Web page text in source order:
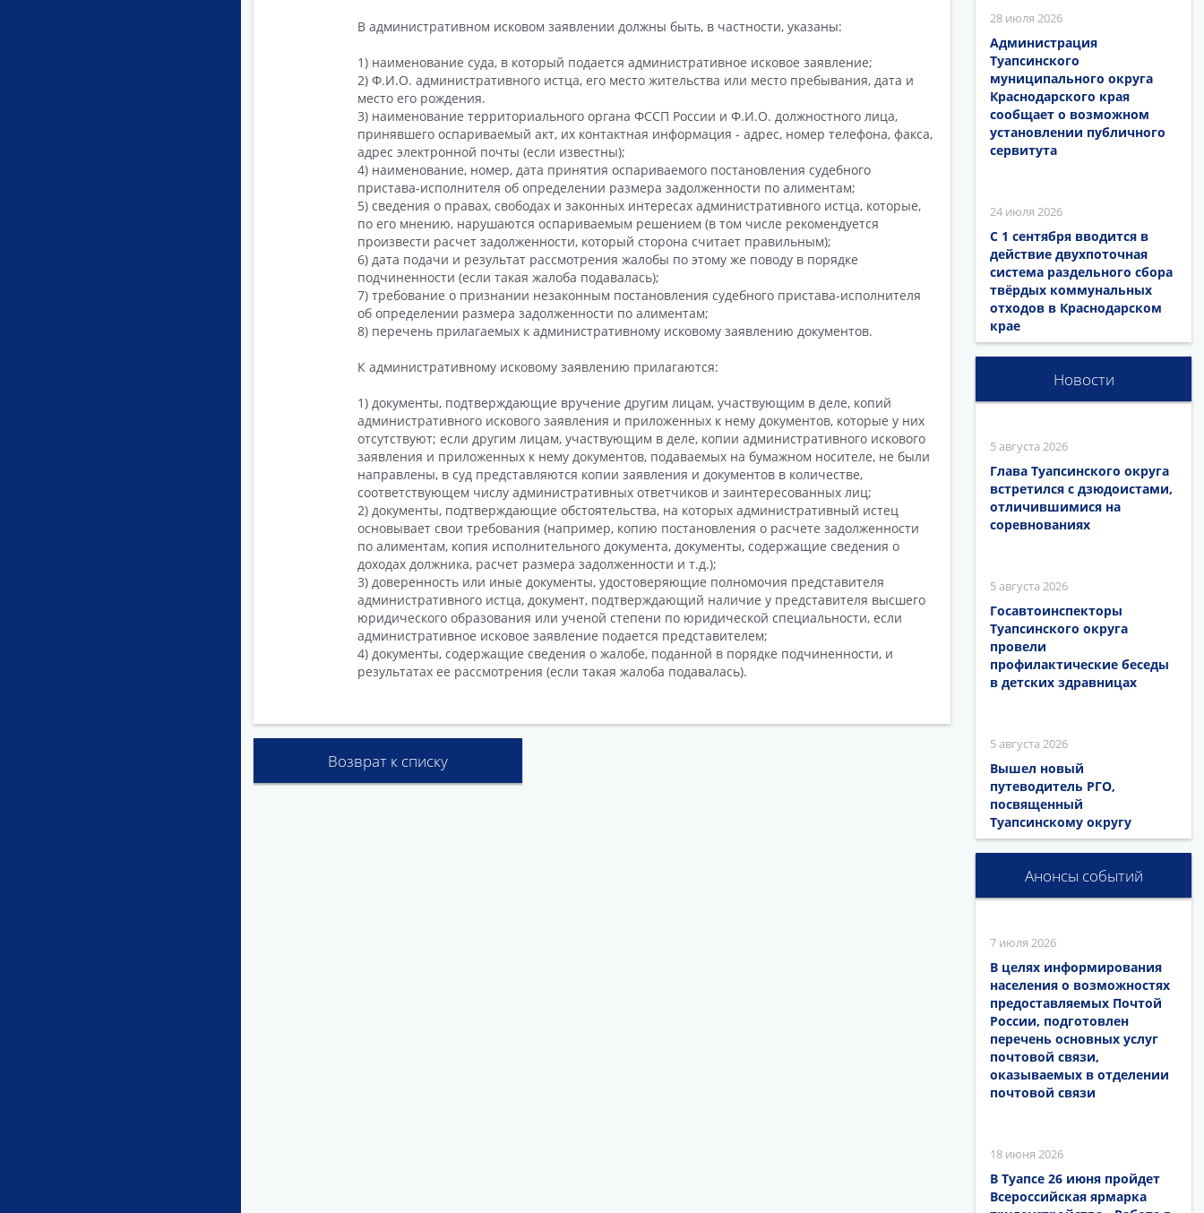
В административном исковом заявлении должны быть, в частности, указаны:
1) наименование суда, в который подается административное исковое заявление;
2) Ф.И.О. административного истца, его место жительства или место пребывания, дата и
место его рождения.
3) наименование территориального органа ФССП России и Ф.И.О. должностного лица,
принявшего оспариваемый акт, их контактная информация - адрес, номер телефона, факса,
адрес электронной почты (если известны);
4) наименование, номер, дата принятия оспариваемого постановления судебного
пристава-исполнителя об определении размера задолженности по алиментам;
5) сведения о правах, свободах и законных интересах административного истца, которые,
по его мнению, нарушаются оспариваемым решением (в том числе рекомендуется
произвести расчет задолженности, который сторона считает правильным);
6) дата подачи и результат рассмотрения жалобы по этому же поводу в порядке
подчиненности (если такая жалоба подавалась);
7) требование о признании незаконным постановления судебного пристава-исполнителя
об определении размера задолженности по алиментам;
8) перечень прилагаемых к административному исковому заявлению документов.
К административному исковому заявлению прилагаются:
1) документы, подтверждающие вручение другим лицам, участвующим в деле, копий
административного искового заявления и приложенных к нему документов, которые у них
отсутствуют; если другим лицам, участвующим в деле, копии административного искового
заявления и приложенных к нему документов, подаваемых на бумажном носителе, не были
направлены, в суд представляются копии заявления и документов в количестве,
соответствующем числу административных ответчиков и заинтересованных лиц;
2) документы, подтверждающие обстоятельства, на которых административный истец
основывает свои требования (например, копию постановления о расчете задолженности
по алиментам, копия исполнительного документа, документы, содержащие сведения о
доходах должника, расчет размера задолженности и т.д.);
3) доверенность или иные документы, удостоверяющие полномочия представителя
административного истца, документ, подтверждающий наличие у представителя высшего
юридического образования или ученой степени по юридической специальности, если
административное исковое заявление подается представителем;
4) документы, содержащие сведения о жалобе, поданной в порядке подчиненности, и
результатах ее рассмотрения (если такая жалоба подавалась).
Возврат к списку
28 июля 2026
Администрация
Туапсинского
муниципального округа
Краснодарского края
сообщает о возможном
установлении публичного
сервитута
24 июля 2026
С 1 сентября вводится в
действие двухпоточная
система раздельного сбора
твёрдых коммунальных
отходов в Краснодарском
крае
Новости
5 августа 2026
Глава Туапсинского округа
встретился с дзюдоистами,
отличившимися на
соревнованиях
5 августа 2026
Госавтоинспекторы
Туапсинского округа
провели
профилактические беседы
в детских здравницах
5 августа 2026
Вышел новый
путеводитель РГО,
посвященный
Туапсинскому округу
Анонсы событий
7 июля 2026
В целях информирования
населения о возможностях
предоставляемых Почтой
России, подготовлен
перечень основных услуг
почтовой связи,
оказываемых в отделении
почтовой связи
18 июня 2026
В Туапсе 26 июня пройдет
Всероссийская ярмарка